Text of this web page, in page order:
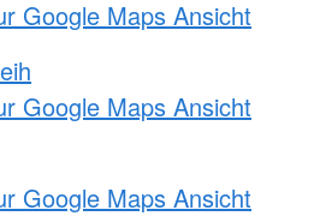
Google Maps Ansicht
Google Maps Ansicht
Google Maps Ansicht